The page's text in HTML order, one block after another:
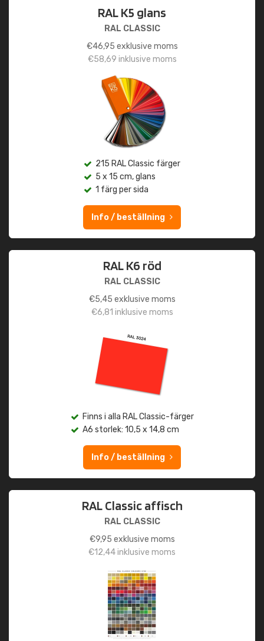
RAL K5 glans
RAL CLASSIC
€46,95 exklusive moms
€58,69 inklusive moms
215 RAL Classic färger
5 x 15 cm, glans
1 färg per sida
Info / beställning
RAL K6 röd
RAL CLASSIC
€5,45 exklusive moms
€6,81 inklusive moms
Finns i alla RAL Classic-färger
A6 storlek: 10,5 x 14,8 cm
Info / beställning
RAL Classic affisch
RAL CLASSIC
€9,95 exklusive moms
€12,44inklusive moms